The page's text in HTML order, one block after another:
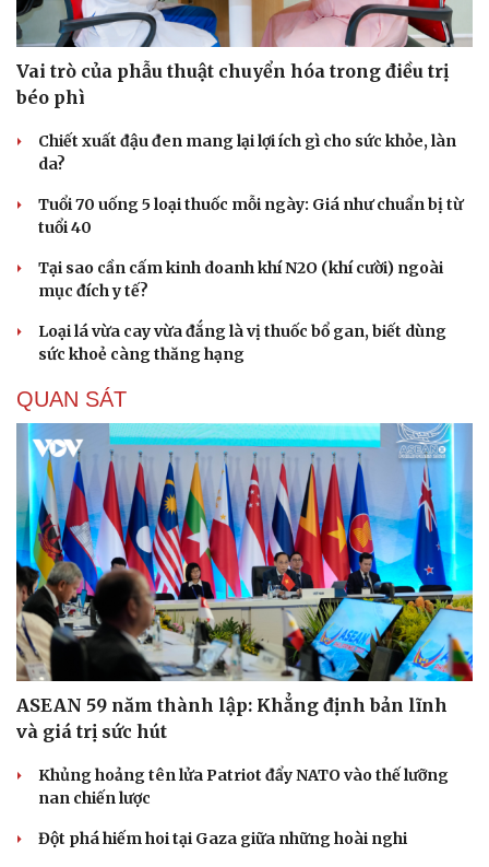
Vai trò của phẫu thuật chuyển hóa trong điều trị
béo phì
Chiết xuất đậu đen mang lại lợi ích gì cho sức khỏe, làn
da?
Tuổi 70 uống 5 loại thuốc mỗi ngày: Giá như chuẩn bị từ
tuổi 40
Tại sao cần cấm kinh doanh khí N2O (khí cười) ngoài
mục đích y tế?
Loại lá vừa cay vừa đắng là vị thuốc bổ gan, biết dùng
sức khoẻ càng thăng hạng
QUAN SÁT
ASEAN 59 năm thành lập: Khẳng định bản lĩnh
và giá trị sức hút
Khủng hoảng tên lửa Patriot đẩy NATO vào thế lưỡng
nan chiến lược
Đột phá hiếm hoi tại Gaza giữa những hoài nghi